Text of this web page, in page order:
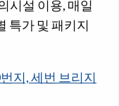
시설 이용, 매일
특가 및 패키지
지, 세번 브리지